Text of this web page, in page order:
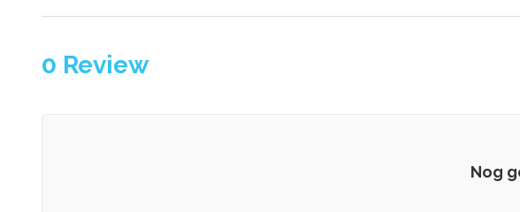
0 Review
Nog